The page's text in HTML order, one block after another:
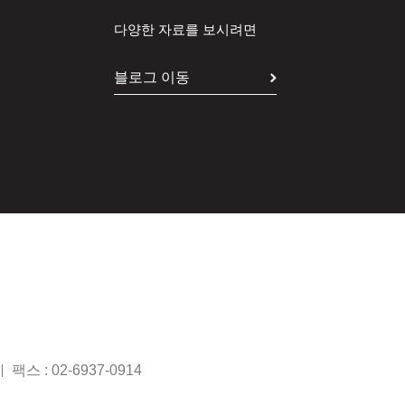
다양한 자료를 보시려면
블로그 이동
팩스 : 02-6937-0914